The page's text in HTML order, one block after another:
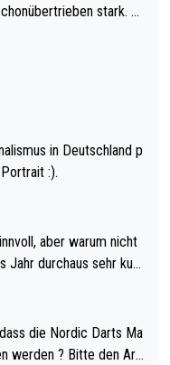
stark. U
in Deutschland p
:).
aber warum nicht
des Weltmei
werden ? Bitte den Arti